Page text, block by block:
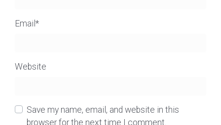
Email *
Website
Save my name, email, and website in this
browser for the next time I comment.